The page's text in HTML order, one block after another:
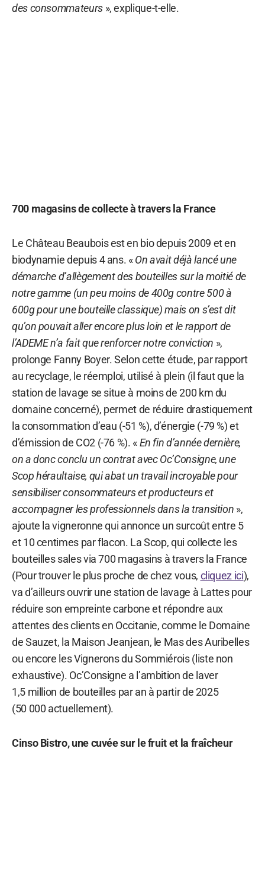
des consommateurs», explique-t-elle.
700 magasins de collecte à travers la France
Le Château Beaubois est en bio depuis 2009 et en
biodynamie depuis 4 ans. «On avait déjà lancé une
démarche d’allègement des bouteilles sur la moitié de
notre gamme (un peu moins de 400g contre 500 à
600g pour une bouteille classique) mais on s’est dit
qu’on pouvait aller encore plus loin et le rapport de
l’ADEME n’a fait que renforcer notre conviction »,
prolonge Fanny Boyer. Selon cette étude, par rapport
au recyclage, le réemploi, utilisé à plein (il faut que la
station de lavage se situe à moins de 200 km du
domaine concerné), permet de réduire drastiquement
la consommation d’eau (-51 %), d’énergie (-79 %) et
d’émission de CO2 (-76 %). «En fin d’année dernière,
on a donc conclu un contrat avec Oc’Consigne, une
Scop héraultaise, qui abat un travail incroyable pour
sensibiliser consommateurs et producteurs et
accompagner les professionnels dans la transition »,
ajoute la vigneronne qui annonce un surcoût entre 5
et 10 centimes par flacon. La Scop, qui collecte les
bouteilles sales via 700 magasins à travers la France
(Pour trouver le plus proche de chez vous, cliquez ici),
va d’ailleurs ouvrir une station de lavage à Lattes pour
réduire son empreinte carbone et répondre aux
attentes des clients en Occitanie, comme le Domaine
de Sauzet, la Maison Jeanjean, le Mas des Auribelles
ou encore les Vignerons du Sommiérois (liste non
exhaustive). Oc’Consigne a l’ambition de laver
1,5 million de bouteilles par an à partir de 2025
(50 000 actuellement).
Cinso Bistro, une cuvée sur le fruit et la fraîcheur